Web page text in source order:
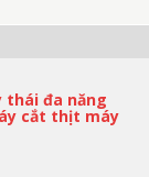
đa năng
cắt thịt máy